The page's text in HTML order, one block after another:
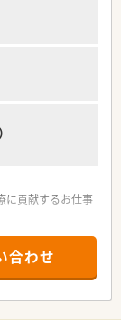
に貢献するお仕事
ートも大切にで
合わせ